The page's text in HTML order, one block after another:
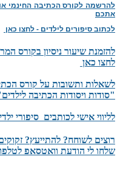
אתכם
לכתוב סיפורים לילדים - לחצו כאן
להזמנת שיעור ניסיון בקורס
לחצו כאן
לשאלות ותשובות על קורס
"סודות ויסודות הכתיבה
​לליווי אישי לכותבים סיפורי
רוצים לשוחח? להתייעץ?
שלחו לי הודעת וואטסאפ לטלפון